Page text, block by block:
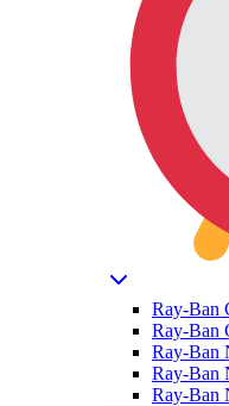
Ray-Ban
Ray-Ban
Ray-Ban
Ray-Ban
Ray-Ban